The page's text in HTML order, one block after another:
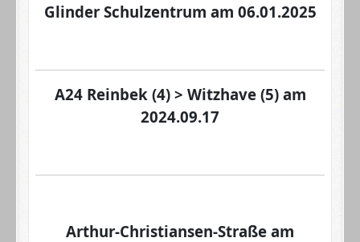
Glinder Schulzentrum am 06.01.2025
A24 Reinbek (4) > Witzhave (5) am
2024.09.17
Arthur-Christiansen-Straße am